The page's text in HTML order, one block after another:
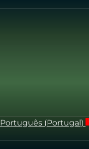
Português (Portugal)